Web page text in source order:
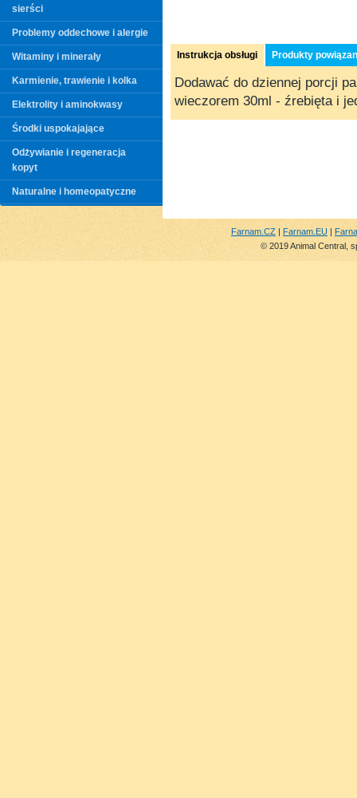
Instrukcja obsługi Produkty
Dodawać do dziennej porcji
wieczorem 30ml - źrebięta i
sierści
Problemy oddechowe i alergie
Witaminy i minerały
Karmienie, trawienie i kolka
Elektrolity i aminokwasy
Środki uspokajające
Odżywianie i regeneracja
kopyt
Naturalne i homeopatyczne
Farnam.CZ | Farnam.EU |
© 2019 Animal Central,